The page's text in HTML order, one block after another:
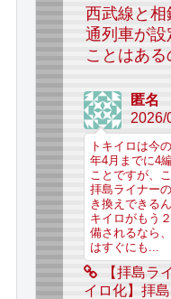
西武線と相
通列車が設
ことはある
匿名
2026/
トキイロは今
年4月までに4
ことですが、
拝島ライナー
き換えできる
キイロがもう
備されるなら
はすぐにも...
【拝島ラ
イロ化】拝